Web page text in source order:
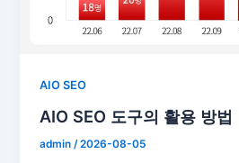
AIO SEO
AIO SEO 도구의 활용 방법
admin /2026-08-05